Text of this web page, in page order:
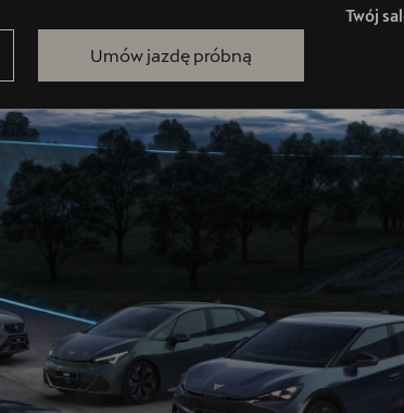
Twój
Umów jazdę próbną
Bezpłatna jazda
Przetestuj model z
i skrzynią biegów